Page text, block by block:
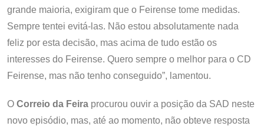
grande maioria, exigiram que o Feirense tome medidas.
Sempre tentei evitá-las. Não estou absolutamente nada
feliz por esta decisão, mas acima de tudo estão os
interesses do Feirense. Quero sempre o melhor para o CD
Feirense, mas não tenho conseguido”, lamentou.
O Correio da Feira procurou ouvir a posição da SAD neste
novo episódio, mas, até ao momento, não obteve resposta